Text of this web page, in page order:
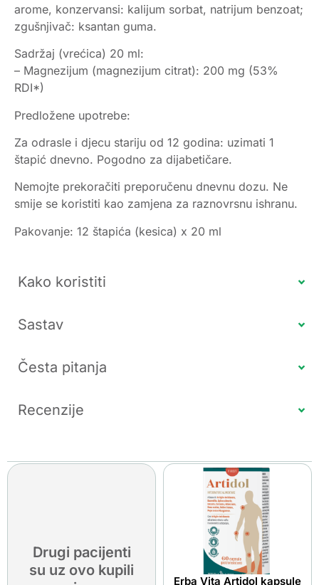
arome, konzervansi: kalijum sorbat, natrijum benzoat;
zgušnjivač: ksantan guma.
Sadržaj (vrećica) 20 ml:
– Magnezijum (magnezijum citrat): 200 mg (53%
RDI*)
Predložene upotrebe:
Za odrasle i djecu stariju od 12 godina: uzimati 1
štapić dnevno. Pogodno za dijabetičare.
Nemojte prekoračiti preporučenu dnevnu dozu. Ne
smije se koristiti kao zamjena za raznovrsnu ishranu.
Pakovanje: 12 štapića (kesica) x 20 ml
Kako koristiti
Sastav
Česta pitanja
Recenzije
Drugi pacijenti
su uz ovo kupili
Erba Vita Artidol kapsule